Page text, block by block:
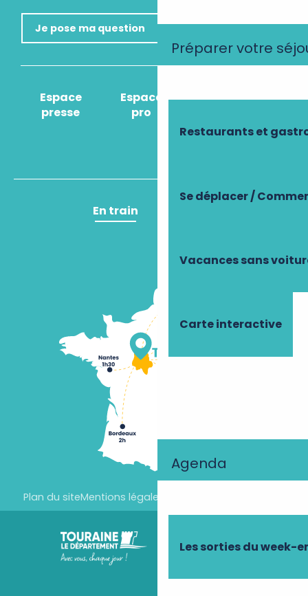
Préparer votre
Restaurants et
Se déplacer /
Vacances sans
Carte interactive
Agenda
Les sorties du week-
Je pose ma question
Espace
presse
Espace
pro
Comment venir
En train
Plan du siteMentions légales